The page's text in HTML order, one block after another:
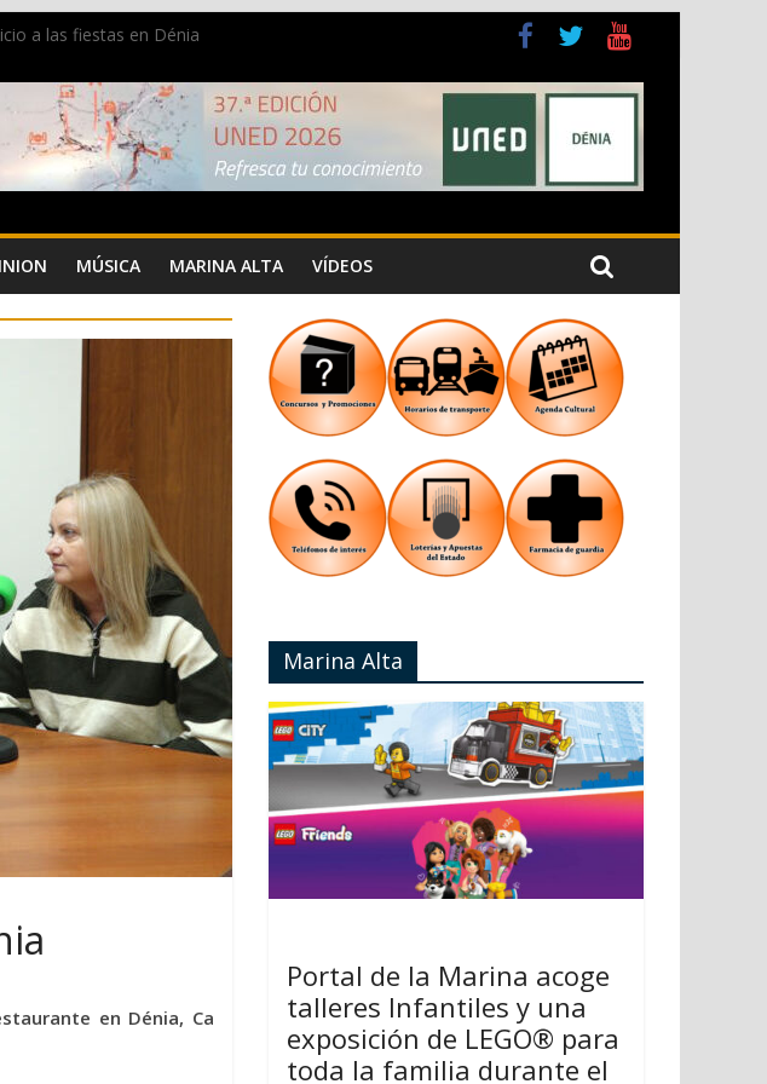
a las fiestas en Dénia
visual de la ciudad
la recepción a la Capitanía Cristiana
e internacionales en los Jardins de Torrecremada
MÚSICA MARINA ALTA VÍDEOS
en Dénia, Ca
Marina Alta
Portal de la Marina acoge
talleres Infantiles y una
exposición de LEGO® para
toda la familia durante el